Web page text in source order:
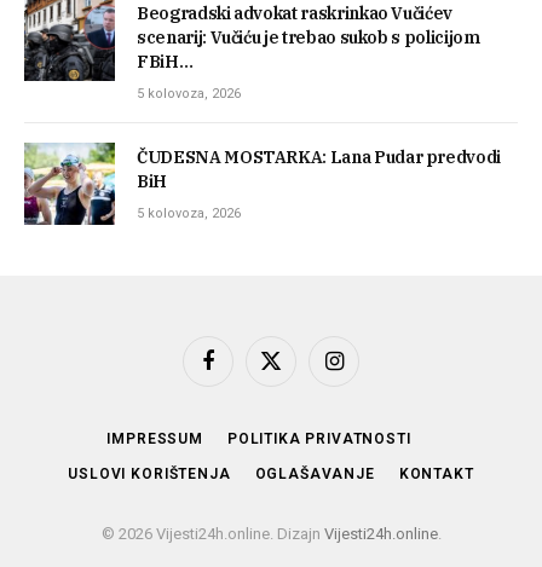
Beogradski advokat raskrinkao Vučićev
scenarij: Vučiću je trebao sukob s policijom
FBiH…
5 kolovoza, 2026
ČUDESNA MOSTARKA: Lana Pudar predvodi
BiH
5 kolovoza, 2026
Facebook
X
Instagram
IMPRESSUM POLITIKA PRIVATNOSTI
USLOVI KORIŠTENJA OGLAŠAVANJE KONTAKT
© 2026 Vijesti24h.online. Dizajn Vijesti24h.online.